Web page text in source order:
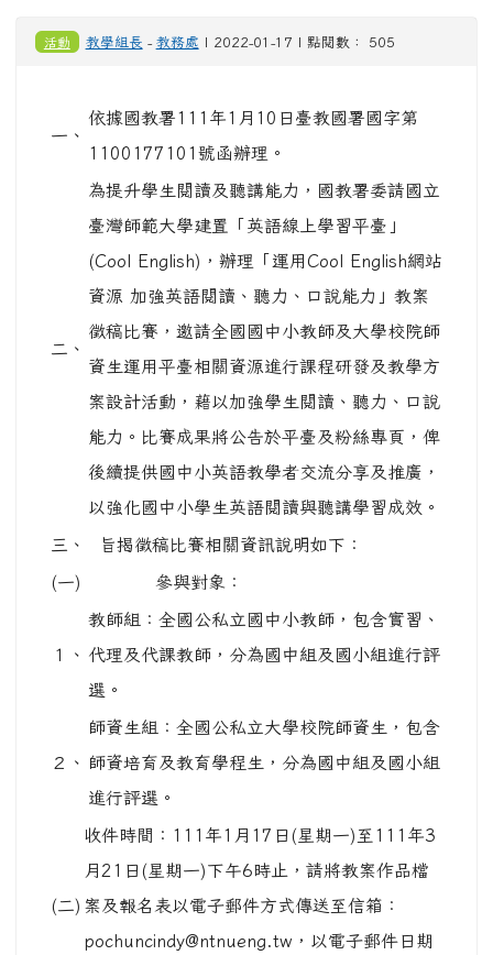
活動 教學組長 - 教務處 | 2022-01-17 | 點閱數： 505
一、
依據國教署111年1月10日臺教國署國字第
1100177101號函辦理。
二、
為提升學生閱讀及聽講能力，國教署委請國立
臺灣師範大學建置「英語線上學習平臺」
(Cool English)，辦理「運用Cool English網站
資源 加強英語閱讀、聽力、口說能力」教案
徵稿比賽，邀請全國國中小教師及大學校院師
資生運用平臺相關資源進行課程研發及教學方
案設計活動，藉以加強學生閱讀、聽力、口說
能力。比賽成果將公告於平臺及粉絲專頁，俾
後續提供國中小英語教學者交流分享及推廣，
以強化國中小學生英語閱讀與聽講學習成效。
三、 旨揭徵稿比賽相關資訊說明如下：
(一) 參與對象：
１、
教師組：全國公私立國中小教師，包含實習、
代理及代課教師，分為國中組及國小組進行評
選。
２、
師資生組：全國公私立大學校院師資生，包含
師資培育及教育學程生，分為國中組及國小組
進行評選。
(二)
收件時間：111年1月17日(星期一)至111年3
月21日(星期一)下午6時止，請將教案作品檔
案及報名表以電子郵件方式傳送至信箱：
pochuncindy@ntnueng.tw，以電子郵件日期